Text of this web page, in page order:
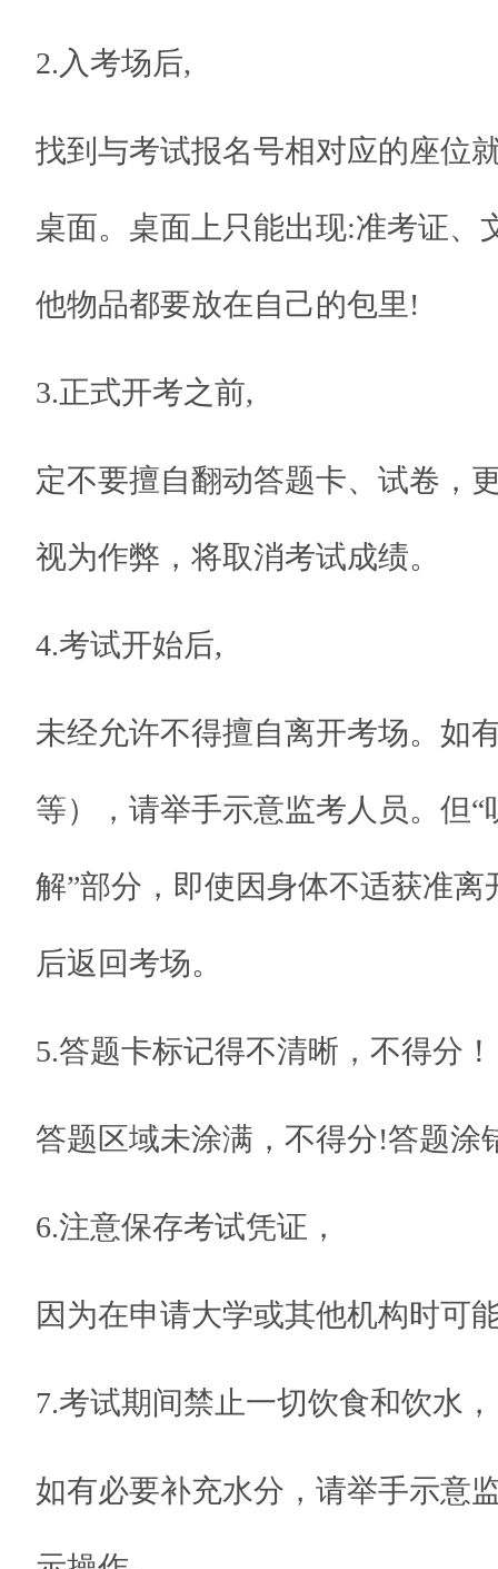
2.入考场后,
找到与考试报名号相对应的座位
桌面。桌面上只能出现:准考证、
他物品都要放在自己的包里!
3.正式开考之前,
定不要擅自翻动答题卡、试卷，
视为作弊，将取消考试成绩。
4.考试开始后,
未经允许不得擅自离开考场。如
等），请举手示意监考人员。但“
解”部分，即使因身体不适获准
后返回考场。
5.答题卡标记得不清晰，不得分！
答题区域未涂满，不得分!答题涂
6.注意保存考试凭证，
因为在申请大学或其他机构时可
7.考试期间禁止一切饮食和饮水，
如有必要补充水分，请举手示意